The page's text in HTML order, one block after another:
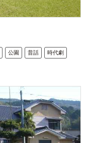
公園 昔話 時代劇